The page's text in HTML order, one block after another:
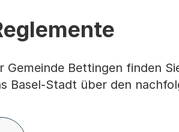
Gemeinde Bettingen finden
Basel-Stadt über den